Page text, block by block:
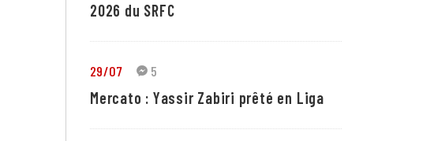
2026 du SRFC
29/07 5
Mercato : Yassir Zabiri prêté en Liga